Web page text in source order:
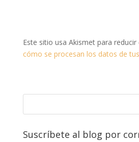
Este sitio usa Akismet para reducir
cómo se procesan los datos de
Suscríbete al blog por